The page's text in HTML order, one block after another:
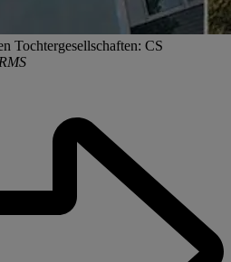
Tochtergesellschaften: CS
RMS